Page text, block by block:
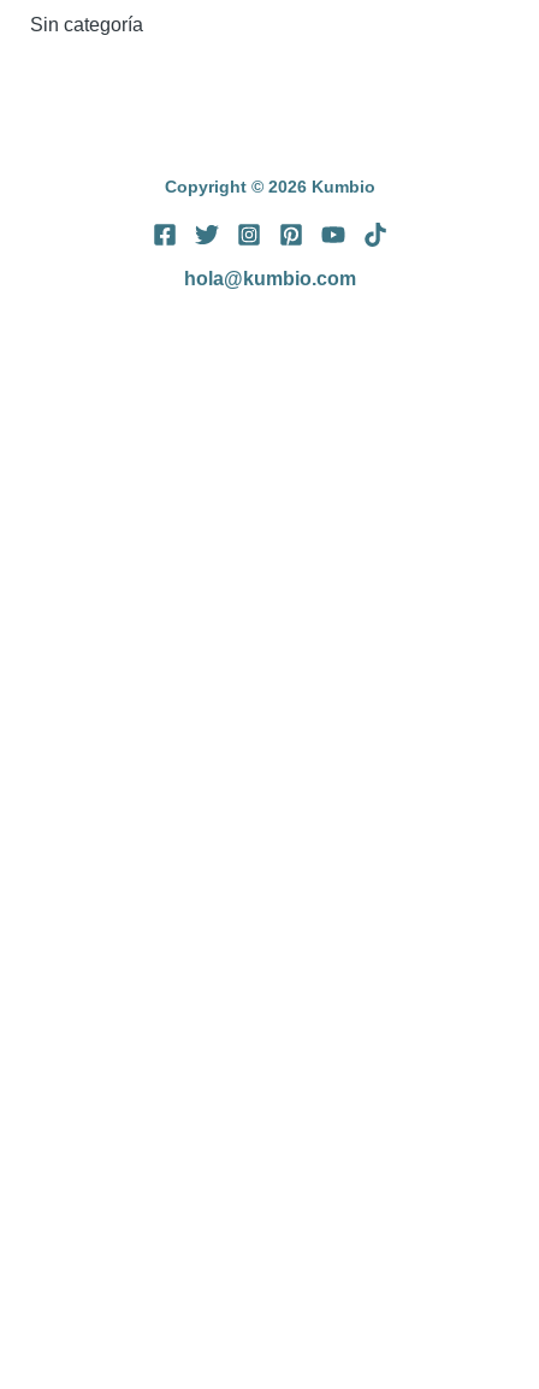
Sin categoría
Copyright © 2026 Kumbio
hola@kumbio.com